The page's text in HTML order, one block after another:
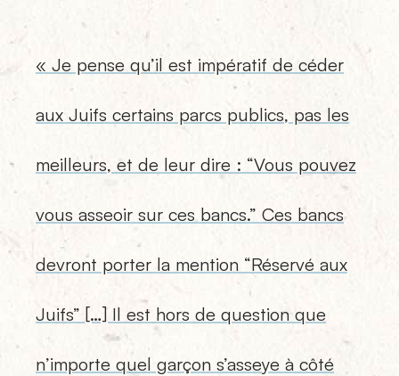
« Je pense qu’il est impératif de céder
aux Juifs certains parcs publics, pas les
meilleurs, et de leur dire : “Vous pouvez
vous asseoir sur ces bancs.” Ces bancs
devront porter la mention “Réservé aux
Juifs” […] Il est hors de question que
n’importe quel garçon s’asseye à côté